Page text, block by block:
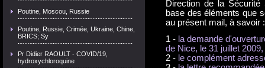
Poutine, Moscou, Russie
Poutine, Russie, Crimée, Ukraine, Chine,
BRICS; Sy
Pr Didier RAOULT - COVID/19,
hydroxychloroquine
Direction de la
base des éléments que
au présent mail, à savoir :
1 - la demande
de Nice, le 31 juillet 2009,
2 - le complément